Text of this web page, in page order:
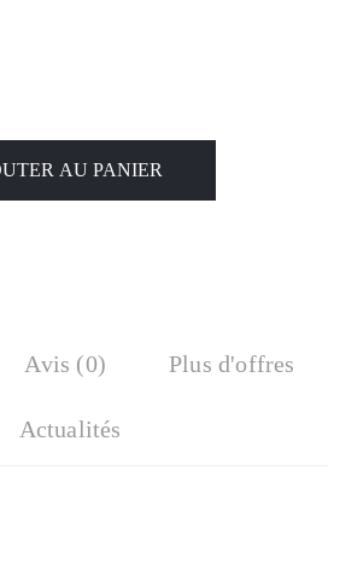
AU PANIER
Avis (0) Plus d'offres
Actualités